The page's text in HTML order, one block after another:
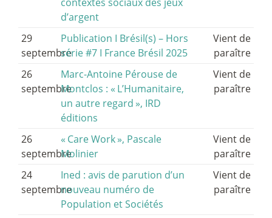
d’argent
29
septembre
Publication I Brésil(s) – Hors
série #7 I France Brésil 2025
Vient de
paraître
26
septembre
Marc-Antoine Pérouse de
Montclos : « L’Humanitaire,
un autre regard », IRD
éditions
Vient de
paraître
26
septembre
« Care Work», Pascale
Molinier
Vient de
paraître
24
septembre
Ined : avis de parution d’un
nouveau numéro de
Population et Sociétés
Vient de
paraître